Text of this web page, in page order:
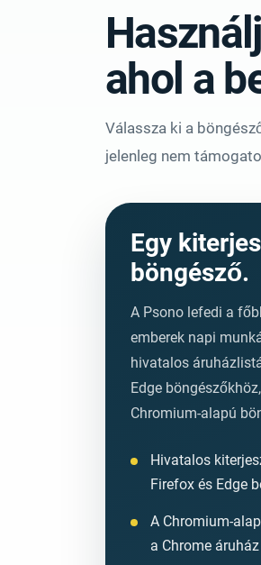
ahol a
Válassza ki a
jelenleg nem
Egy
böngésző.
A Psono lefedi a
emberek napi
hivatalos
Edge
Chromium-alapú
Hivatalos
Firefox és Edge
A Chromium-
a Chrome